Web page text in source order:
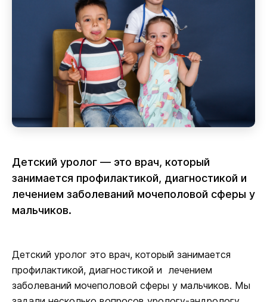
Детский уролог — это врач, который
занимается профилактикой, диагностикой и
лечением заболеваний мочеполовой сферы у
мальчиков.
Детский уролог это врач, который занимается
профилактикой, диагностикой и лечением
заболеваний мочеполовой сферы у мальчиков. Мы